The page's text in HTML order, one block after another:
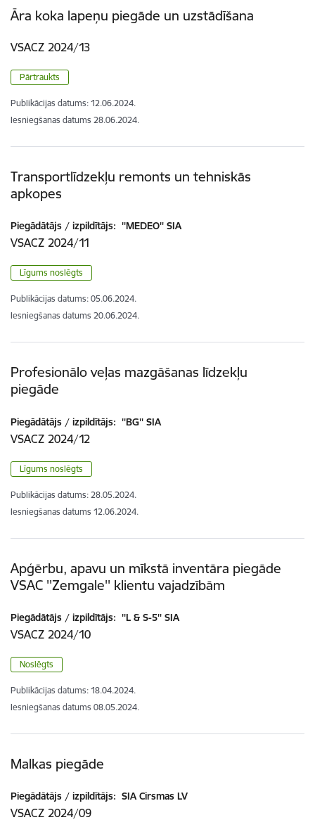
Āra koka lapeņu piegāde un uzstādīšana
VSACZ 2024/13
Pārtraukts
Publikācijas datums: 12.06.2024.
Iesniegšanas datums 28.06.2024.
Transportlīdzekļu remonts un tehniskās
apkopes
Piegādātājs / izpildītājs: ''MEDEO'' SIA
VSACZ 2024/11
Līgums noslēgts
Publikācijas datums: 05.06.2024.
Iesniegšanas datums 20.06.2024.
Profesionālo veļas mazgāšanas līdzekļu
piegāde
Piegādātājs / izpildītājs: ''BG'' SIA
VSACZ 2024/12
Līgums noslēgts
Publikācijas datums: 28.05.2024.
Iesniegšanas datums 12.06.2024.
Apģērbu, apavu un mīkstā inventāra piegāde
VSAC ''Zemgale'' klientu vajadzībām
Piegādātājs / izpildītājs: ''L & S-5'' SIA
VSACZ 2024/10
Noslēgts
Publikācijas datums: 18.04.2024.
Iesniegšanas datums 08.05.2024.
Malkas piegāde
Piegādātājs / izpildītājs: SIA Cirsmas LV
VSACZ 2024/09